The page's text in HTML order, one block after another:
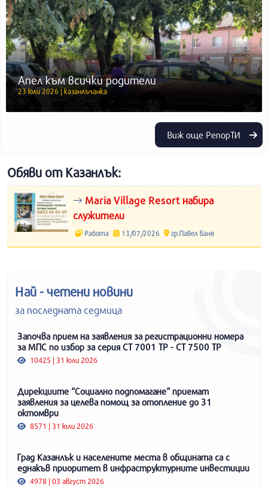
Апел към всички родители
23 юли 2026 | казанлъчанка
Виж още РепорТИ
Обяви от Казанлък:
Maria Village Resort набира
служители
Работа 13/07/2026 гр.Павел Баня
Най - четени новини
за последната седмица
Започва прием на заявления за регистрационни номера
за МПС по избор за серия СТ 7001 ТР - СТ 7500 ТР
10425 | 31 юли 2026
Дирекциите “Социално подпомагане“ приемат
заявления за целева помощ за отопление до 31
октомври
8571 | 31 юли 2026
Град Казанлък и населените места в общината са с
еднакъв приоритет в инфраструктурните инвестиции
4978 | 03 август 2026